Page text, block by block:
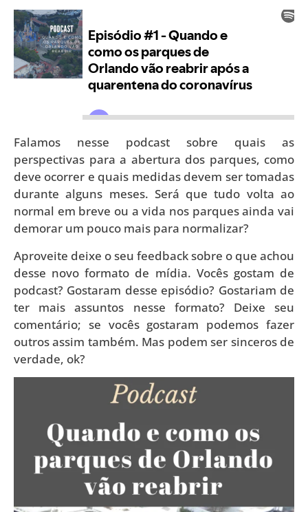
Falamos nesse podcast sobre quais as
perspectivas para a abertura dos parques, como
deve ocorrer e quais medidas devem ser tomadas
durante alguns meses. Será que tudo volta ao
normal em breve ou a vida nos parques ainda vai
demorar um pouco mais para normalizar?
Aproveite deixe o seu feedback sobre o que achou
desse novo formato de mídia. Vocês gostam de
podcast? Gostaram desse episódio? Gostariam de
ter mais assuntos nesse formato? Deixe seu
comentário; se vocês gostaram podemos fazer
outros assim também. Mas podem ser sinceros de
verdade, ok?